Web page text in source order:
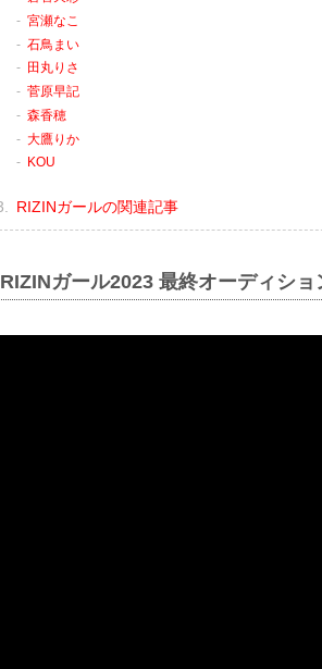
宮瀬なこ
石鳥まい
田丸りさ
菅原早記
森香穂
大鷹りか
KOU
RIZINガールの関連記事
RIZINガール2023 最終オーディシ